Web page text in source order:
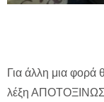
Για άλλη μια φορά
λέξη